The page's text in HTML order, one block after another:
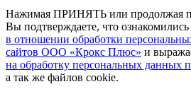
Нажимая ПРИНЯТЬ или продолжая
Вы подтверждаете, что ознакомились
в отношении обработки
сайтов ООО «Крокс Плюс» и
на обработку персональных данных
а так же файлов cookie.